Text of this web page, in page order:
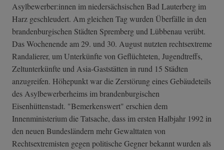
Asylbewerber:innen im niedersächsischen Bad Lauterberg im
Harz geschleudert. Am gleichen Tag wurden Überfälle in den
brandenburgischen Städten Spremberg und Lübbenau verübt.
Das Wochenende am 29. und 30. August nutzten rechtsextreme
Randalierer, um Unterkünfte von Geflüchteten, Jugendtreffs,
Zeltunterkünfte und Asia-Gaststätten in rund 15 Städten
anzugreifen. Höhepunkt war die Zerstörung eines Gebäudeteils
des Asylbewerberheims im brandenburgischen
Eisenhüttenstadt. "Bemerkenswert" erschien dem
Innenministerium die Tatsache, dass im ersten Halbjahr 1992 in
den neuen Bundesländern mehr Gewalttaten von
Rechtsextremisten gegen politische Gegner bekannt wurden als